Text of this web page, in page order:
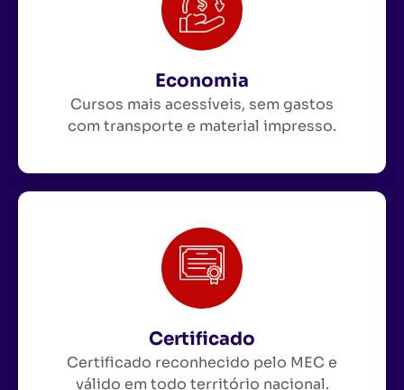
Economia
Cursos mais acessíveis, sem gastos
com transporte e material impresso.
Certificado
Certificado reconhecido pelo MEC e
válido em todo território nacional.